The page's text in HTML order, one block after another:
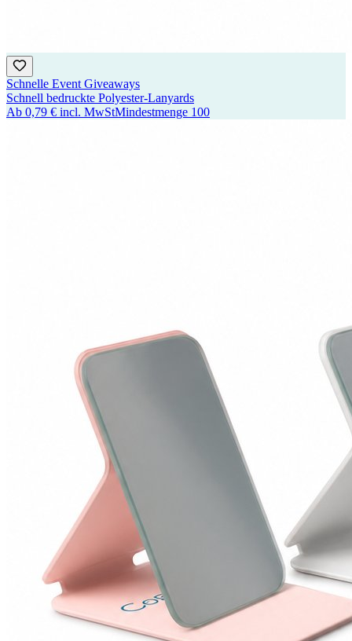
Schnelle Event Giveaways
Schnell bedruckte Polyester-Lanyards
Ab 0,79 € incl. MwStMindestmenge 100